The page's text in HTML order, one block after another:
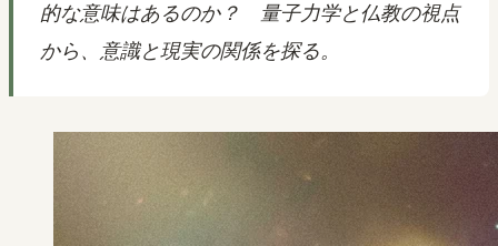
的な意味はあるのか？ 量子力学と仏教の視点
から、意識と現実の関係を探る。